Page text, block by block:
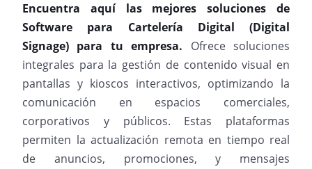
Encuentra aquí las mejores soluciones de
Software para Cartelería Digital (Digital
Signage) para tu empresa. Ofrece soluciones
integrales para la gestión de contenido visual en
pantallas y kioscos interactivos, optimizando la
comunicación en espacios comerciales,
corporativos y públicos. Estas plataformas
permiten la actualización remota en tiempo real
de anuncios, promociones, y mensajes